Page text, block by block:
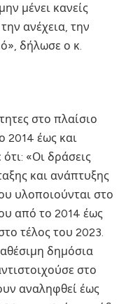
μένει κανείς
ανέχεια, την
δήλωσε ο κ.
στο πλαίσιο
2014 έως και
«Οι δράσεις
και ανάπτυξης
υλοποιούνται στο
από το 2014 έως
τέλος του 2023.
δημόσια
στο
αναληφθεί έως